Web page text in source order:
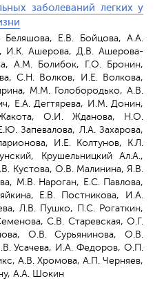
заболеваний легких у
Е.В. Бойцова, А.А.
И.К. Ашерова, Д.В. Ашерова-
А.М. Болибок, Г.О. Бронин,
С.Н. Волков, И.Е. Волкова,
М.М. Голобородько, А.В.
Е.А. Дегтярева, И.М. Донин,
О.И. Жданова, Н.О.
Запевалова, Л.А. Захарова,
И.Е. Колтунов, К.Л.
Крушельницкий Ал.А.,
Кустова, О.В. Малинина, Я.В.
М.В. Нароган, Е.С. Павлова,
Е.В. Постникова, И.А.
Л.В. Пушко, П.С. Рогаткин,
С.В. Старевская, О.Г.
О.В. Сурьянинова, О.В.
Усачева, И.А. Федоров, О.П.
А.В. Хромова, А.П. Черняев,
А.А. Шокин